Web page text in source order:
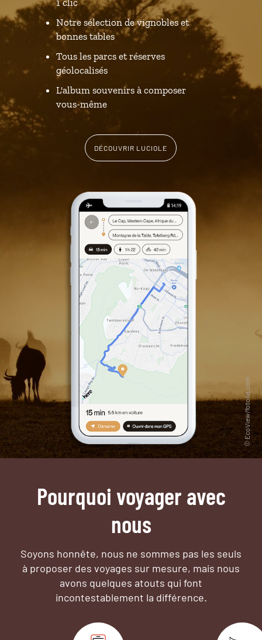
Notre sélection de vignobles et
bonnes tables
Tous les parcs et réserves
géolocalisés
L'album souvenirs à composer
vous-même
DÉCOUVRIR LUCIOLE
Pourquoi voyager avec
nous
Soyons honnête, nous ne sommes pas les seuls
à proposer des voyages sur mesure, mais nous
avons quelques atouts qui font
incontestablement la différence.